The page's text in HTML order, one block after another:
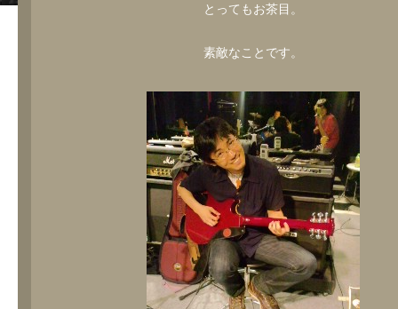
とってもお茶目。
素敵なことです。